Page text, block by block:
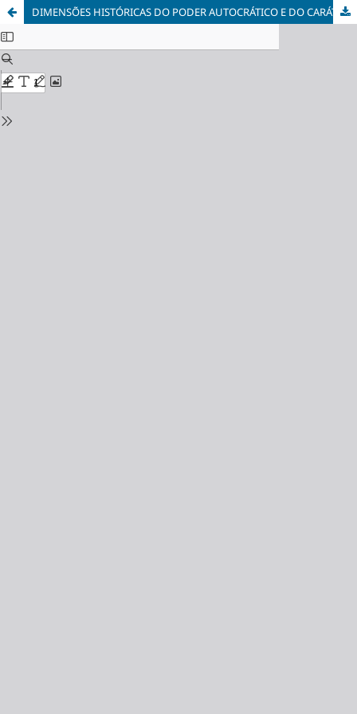
DIMENSÕES HISTÓRICAS DO PODER AUTOCRÁTICO E DO CARÁTER VULGAR DA DEMOCRACIA NO BRASIL: APORTES PARA A ANÁLISE DAS RELAÇÕES DE FORÇA